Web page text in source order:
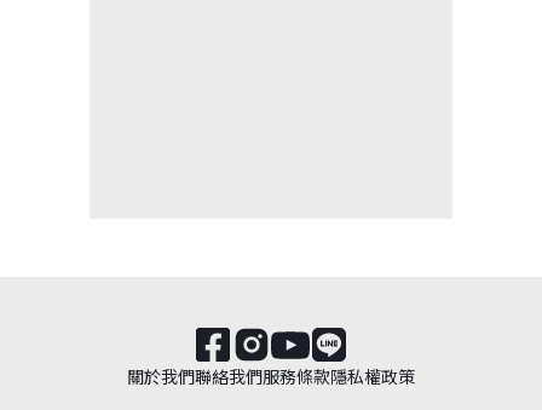
關於我們聯絡我們服務條款隱私權政策